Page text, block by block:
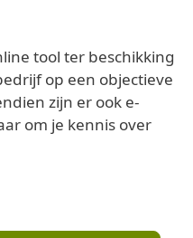
tool ter beschikking
op een objectieve
zijn er ook e-
om je kennis over